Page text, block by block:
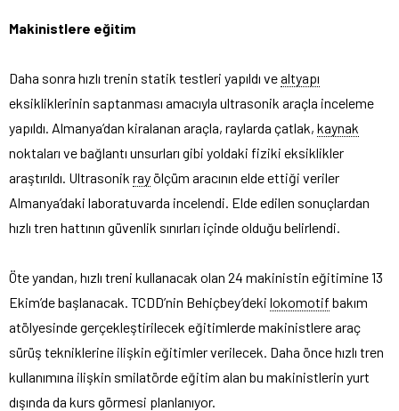
Makinistlere eğitim
Daha sonra hızlı trenin statik testleri yapıldı vealtyapı
eksikliklerinin saptanması amacıyla ultrasonik araçla inceleme
yapıldı. Almanya’dan kiralanan araçla, raylarda çatlak, kaynak
noktaları ve bağlantı unsurları gibi yoldaki fiziki eksiklikler
araştırıldı. Ultrasonik rayölçüm aracının elde ettiği veriler
Almanya’daki laboratuvarda incelendi. Elde edilen sonuçlardan
hızlı tren hattının güvenlik sınırları içinde olduğu belirlendi.
Öte yandan, hızlı treni kullanacak olan 24 makinistin eğitimine 13
Ekim’de başlanacak. TCDD’nin Behiçbey’deki lokomotif bakım
atölyesinde gerçekleştirilecek eğitimlerde makinistlere araç
sürüş tekniklerine ilişkin eğitimler verilecek. Daha önce hızlı tren
kullanımına ilişkin smilatörde eğitim alan bu makinistlerin yurt
dışında da kurs görmesi planlanıyor.